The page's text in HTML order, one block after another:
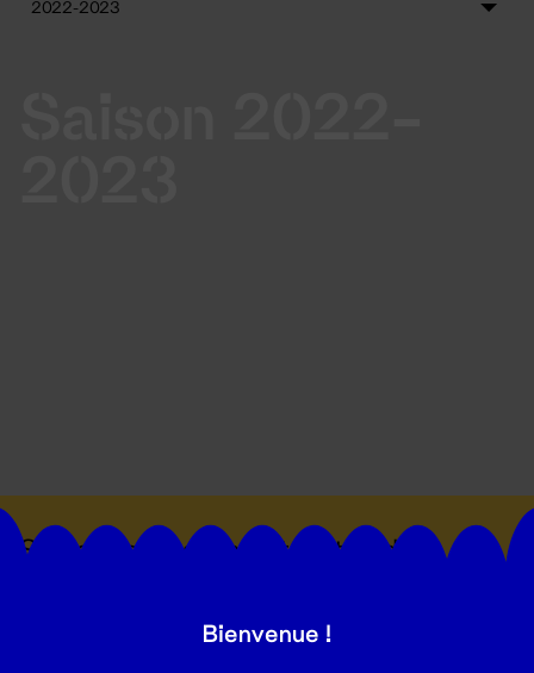
Suivez toutes les actualités du
Bienvenue !